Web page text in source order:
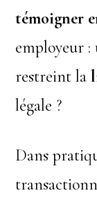
témoigner
employeur :
restreint la
légale ?
Dans